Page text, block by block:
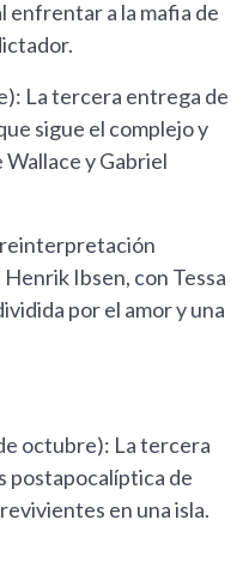
enfrentar a la mafia de
La tercera entrega de
sigue el complejo y
y Gabriel
Ibsen, con Tessa
por el amor y una
octubre): La tercera
postapocalíptica de
en una isla.